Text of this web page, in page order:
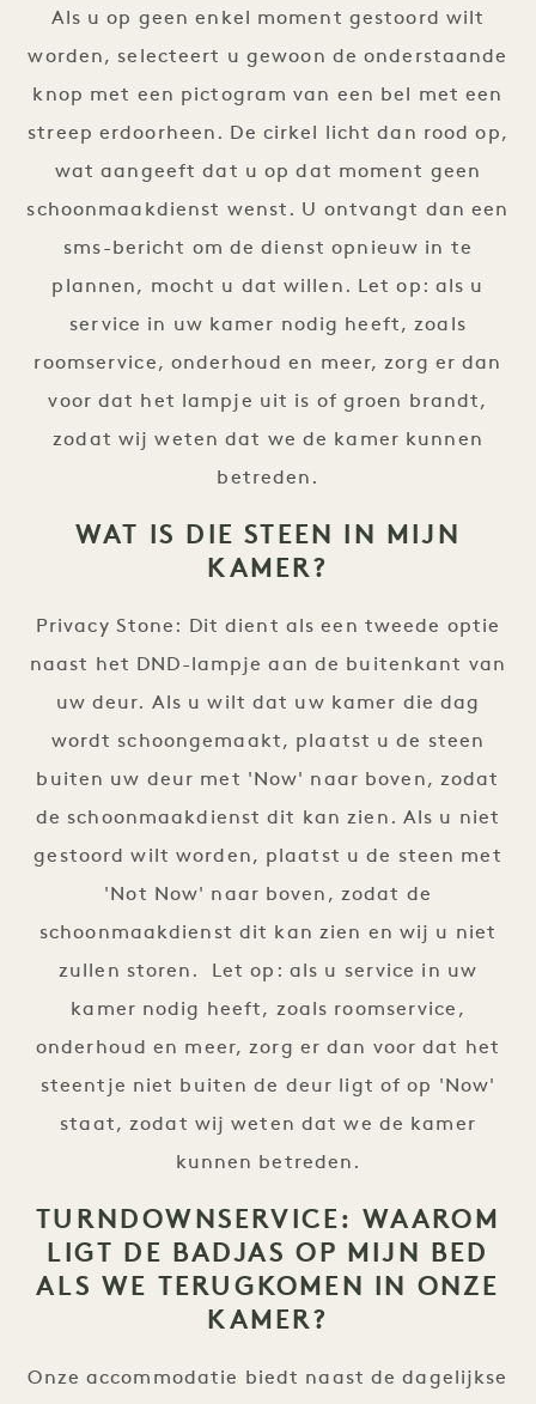
Als u op geen enkel moment gestoord wilt
worden, selecteert u gewoon de onderstaande
knop met een pictogram van een bel met een
streep erdoorheen. De cirkel licht dan rood op,
wat aangeeft dat u op dat moment geen
schoonmaakdienst wenst. U ontvangt dan een
sms-bericht om de dienst opnieuw in te
plannen, mocht u dat willen. Let op: als u
service in uw kamer nodig heeft, zoals
roomservice, onderhoud en meer, zorg er dan
voor dat het lampje uit is of groen brandt,
zodat wij weten dat we de kamer kunnen
betreden.
WAT IS DIE STEEN IN MIJN
KAMER?
Privacy Stone: Dit dient als een tweede optie
naast het DND-lampje aan de buitenkant van
uw deur. Als u wilt dat uw kamer die dag
wordt schoongemaakt, plaatst u de steen
buiten uw deur met 'Now' naar boven, zodat
de schoonmaakdienst dit kan zien. Als u niet
gestoord wilt worden, plaatst u de steen met
'Not Now' naar boven, zodat de
schoonmaakdienst dit kan zien en wij u niet
zullen storen. Let op: als u service in uw
kamer nodig heeft, zoals roomservice,
onderhoud en meer, zorg er dan voor dat het
steentje niet buiten de deur ligt of op 'Now'
staat, zodat wij weten dat we de kamer
kunnen betreden.
TURNDOWNSERVICE: WAAROM
LIGT DE BADJAS OP MIJN BED
ALS WE TERUGKOMEN IN ONZE
KAMER?
Onze accommodatie biedt naast de dagelijkse